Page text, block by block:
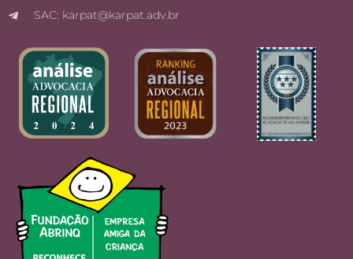
SAC: karpat@karpat.adv.br